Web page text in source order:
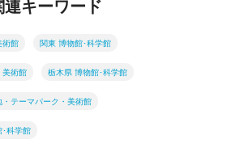
連キーワード
術館 関東 博物館･科学館
美術館 栃木県 博物館･科学館
テーマパーク・美術館
科学館